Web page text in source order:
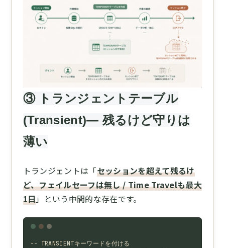
③ トランジェントテーブル
(Transient)— 残るけど守りは
薄い
トランジェントは「セッションを超えて残るけ
ど、フェイルセーフは無し / Time Travelも最大
1日」という中間的な存在です。
-- TRANSIENTキーワードを付ける